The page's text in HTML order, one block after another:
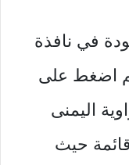
في نافذة
اضغط على
اليمنى
حيث